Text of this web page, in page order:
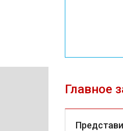
Главное